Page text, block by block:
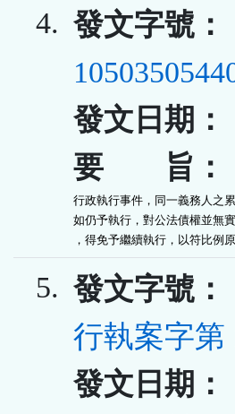
4. 發文字號：
發文日期：
要 旨：
行政執行事件，同一義務人之
如仍予執行，對公法債權並無
，得免予繼續執行，以符比例
5. 發文字號：
行執案字第
發文日期：